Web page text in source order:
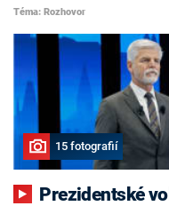
Téma: Rozhovor
15 fotografií